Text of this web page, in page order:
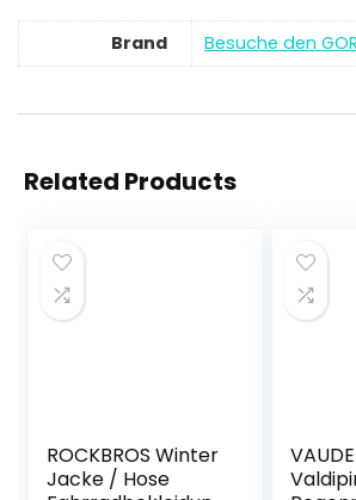
Brand Besuche den
Related Products
ROCKBROS Winter
Jacke / Hose